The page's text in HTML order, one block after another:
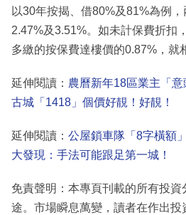
以30年按揭、借80%及81%為例
2.47%及3.51%。如未計保費折扣
多繳的按保費達樓價的0.87%，就
延伸閱讀： 農曆新年18區業主「
古城「1418」個價好靚！好靚！
延伸閱讀： 公屋鎖車隊「8字橫額
大發現：手法可能跟足第一城！
免責聲明：本專頁刊載的所有投資
途。市場瞬息萬變，讀者在作出